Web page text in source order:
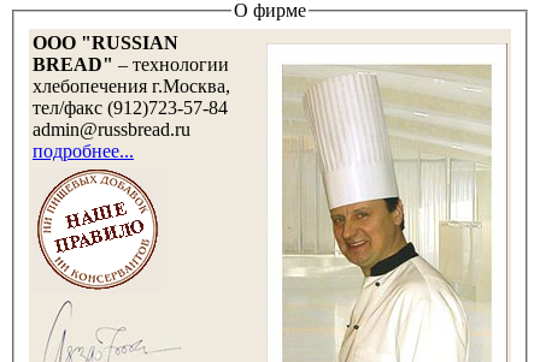
О фирме
OOO "RUSSIAN
BREAD" – технологии
хлебопечения г.Москва,
тел/факс (912)723-57-84
admin@russbread.ru
подробнее...